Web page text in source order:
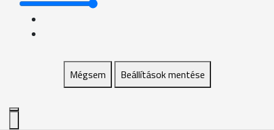
Mégsem Beállítások mentése